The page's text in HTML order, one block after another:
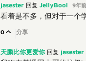
jasester 回复 JellyBool 9年前
看着是不多，但对于一个
0 分享
天鹏比你更爱你 回复 jasester